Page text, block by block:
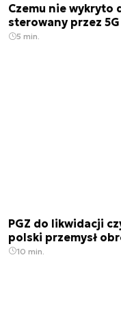
Czemu nie wykryto
sterowany przez 5G
5 min.
PGZ do likwidacji
polski przemysł
10 min.